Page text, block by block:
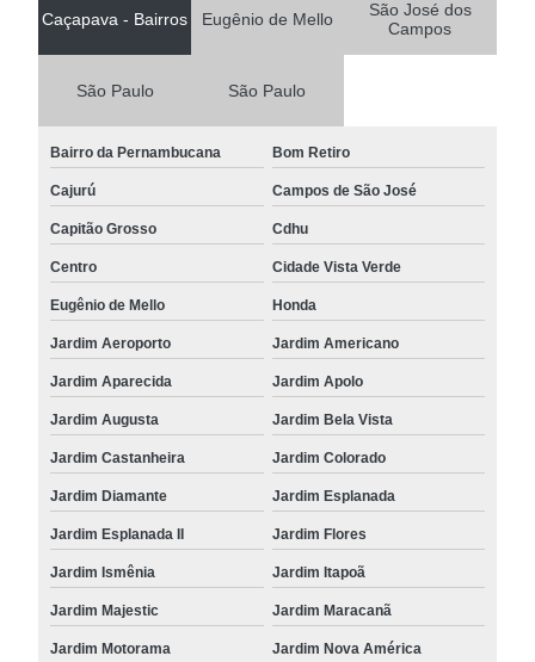
Caçapava - Bairros Eugênio de Mello
São José dos
Campos
São Paulo São Paulo
Bairro da Pernambucana Bom Retiro
Cajurú Campos de São José
Capitão Grosso Cdhu
Centro Cidade Vista Verde
Eugênio de Mello Honda
Jardim Aeroporto Jardim Americano
Jardim Aparecida Jardim Apolo
Jardim Augusta Jardim Bela Vista
Jardim Castanheira Jardim Colorado
Jardim Diamante Jardim Esplanada
Jardim Esplanada II Jardim Flores
Jardim Ismênia Jardim Itapoã
Jardim Majestic Jardim Maracanã
Jardim Motorama Jardim Nova América